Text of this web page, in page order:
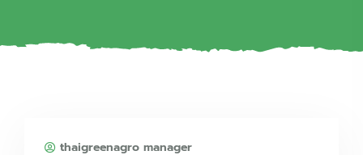
thaigreenagro manager